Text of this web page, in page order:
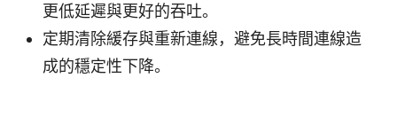
更低延遲與更好的吞吐。
定期清除緩存與重新連線，避免長時間連線造
成的穩定性下降。